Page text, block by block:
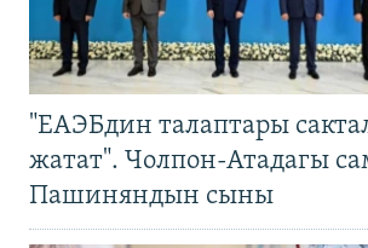
"ЕАЭБдин талаптары
жатат". Чолпон-Атадагы
Пашиняндын сыны